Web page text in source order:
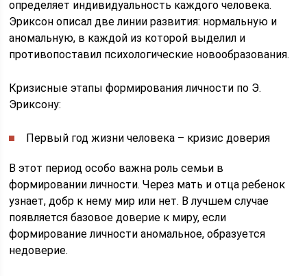
определяет индивидуальность каждого человека.
Эриксон описал две линии развития: нормальную и
аномальную, в каждой из которой выделил и
противопоставил психологические новообразования.
Кризисные этапы формирования личности по Э.
Эриксону:
Первый год жизни человека – кризис доверия
В этот период особо важна роль семьи в
формировании личности. Через мать и отца ребенок
узнает, добр к нему мир или нет. В лучшем случае
появляется базовое доверие к миру, если
формирование личности аномальное, образуется
недоверие.